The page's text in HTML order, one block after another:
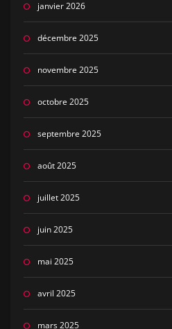
janvier 2026
décembre 2025
novembre 2025
octobre 2025
septembre 2025
août 2025
juillet 2025
juin 2025
mai 2025
avril 2025
mars 2025